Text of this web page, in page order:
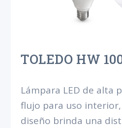
TOLEDO HW
Lámpara LED de alta
flujo para uso
diseño brinda una